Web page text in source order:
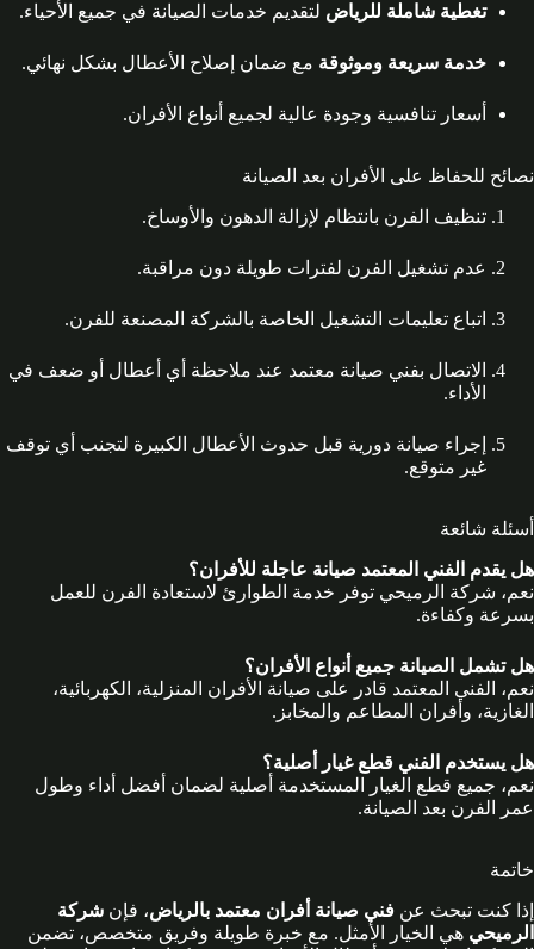
تغطية شاملة للرياض لتقديم خدمات الصيانة في جميع الأحياء.
خدمة سريعة وموثوقة مع ضمان إصلاح الأعطال بشكل نهائي.
أسعار تنافسية وجودة عالية لجميع أنواع الأفران.
نصائح للحفاظ على الأفران بعد الصيانة
تنظيف الفرن بانتظام لإزالة الدهون والأوساخ.
عدم تشغيل الفرن لفترات طويلة دون مراقبة.
اتباع تعليمات التشغيل الخاصة بالشركة المصنعة للفرن.
الاتصال بفني صيانة معتمد عند ملاحظة أي أعطال أو ضعف في
الأداء.
إجراء صيانة دورية قبل حدوث الأعطال الكبيرة لتجنب أي توقف
غير متوقع.
أسئلة شائعة
هل يقدم الفني المعتمد صيانة عاجلة للأفران؟
نعم، شركة الرميحي توفر خدمة الطوارئ لاستعادة الفرن للعمل
بسرعة وكفاءة.
هل تشمل الصيانة جميع أنواع الأفران؟
نعم، الفني المعتمد قادر على صيانة الأفران المنزلية، الكهربائية،
الغازية، وأفران المطاعم والمخابز.
هل يستخدم الفني قطع غيار أصلية؟
نعم، جميع قطع الغيار المستخدمة أصلية لضمان أفضل أداء وطول
عمر الفرن بعد الصيانة.
خاتمة
إذا كنت تبحث عن فني صيانة أفران معتمد بالرياض، فإن شركة
الرميحي هي الخيار الأمثل. مع خبرة طويلة وفريق متخصص، تضمن